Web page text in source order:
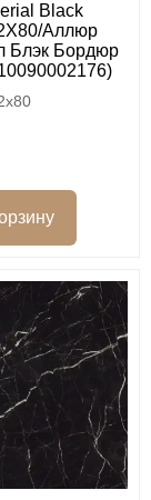
Black
Аллюр
Блэк Бордюр